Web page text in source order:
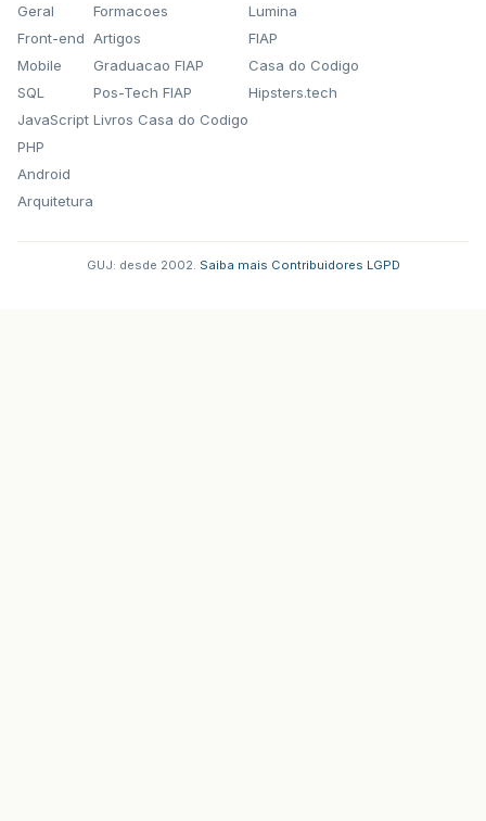
Geral
Front-end
Mobile
SQL
JavaScript
PHP
Android
Arquitetura
Formacoes
Artigos
Graduacao FIAP
Pos-Tech FIAP
Livros Casa do Codigo
Lumina
FIAP
Casa do Codigo
Hipsters.tech
GUJ: desde 2002. Saiba mais Contribuidores LGPD